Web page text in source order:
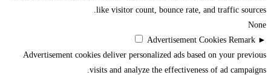
like visitor count, bounce rate, and traffic sources.
None
►
Advertisement Cookies Remark
Advertisement cookies deliver personalized ads based on your previous
visits and analyze the effectiveness of ad campaigns.